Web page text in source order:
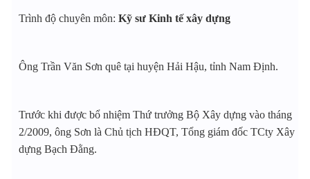
Trình độ chuyên môn: Kỹ sư Kinh tế xây dựng
Ông Trần Văn Sơn quê tại huyện Hải Hậu, tỉnh Nam Định.
Trước khi được bổ nhiệm Thứ trưởng Bộ Xây dựng vào tháng
2/2009, ông Sơn là Chủ tịch HĐQT, Tổng giám đốc TCty Xây
dựng Bạch Đằng.